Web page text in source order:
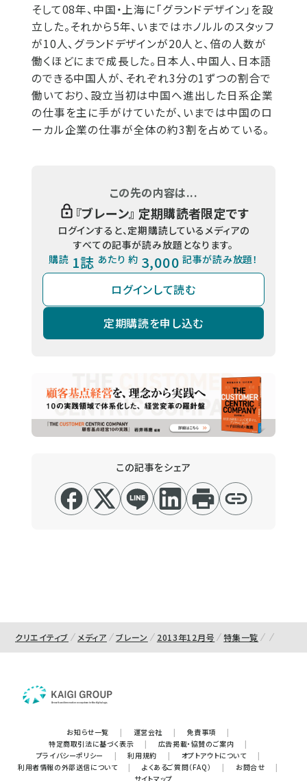
そして08年、中国・上海に「グランドデザイン」を設
立した。それから5年、いまではホノルルのスタッフ
が10人、グランドデザインが20人と、倍の人数が
働くほどにまで成長した。日本人、中国人、日本語
のできる中国人が、それぞれ3分の1ずつの割合で
働いており、設立当初は中国へ進出した日系企業
の仕事を主に手がけていたが、いまでは中国のロ
ーカル企業の仕事が全体の約3割を占めている。
この先の内容は...
『ブレーン』 定期購読者限定です
ログインすると、定期購読しているメディアの
すべての記事が読み放題となります。
購読 1誌 あたり 約 3,000 記事が読み放題！
ログインして読む
定期購読を申し込む
この記事をシェア
クリエイティブ メディア ブレーン 2013年12月号 特集一覧
お知らせ一覧 | 運営会社 | 免責事項
|
特定商取引法に基づく表示
| 広告掲載・協賛のご案内
|
プライバシーポリシー
| 利用規約 | オプトアウトについて
|
利用者情報の外部送信について
| よくあるご質問（FAQ） | お問合せ
|
サイトマップ